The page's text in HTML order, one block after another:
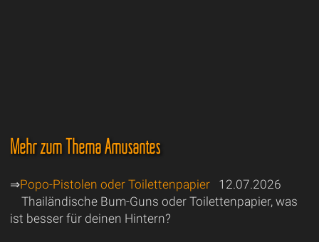
Mehr zum Thema Amüsantes
⇒Popo-Pistolen oder Toilettenpapier12.07.2026
Thailändische Bum-Guns oder Toilettenpapier, was
ist besser für deinen Hintern?